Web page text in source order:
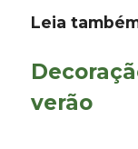
Leia
verão